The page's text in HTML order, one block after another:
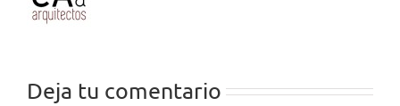
Deja tu comentario